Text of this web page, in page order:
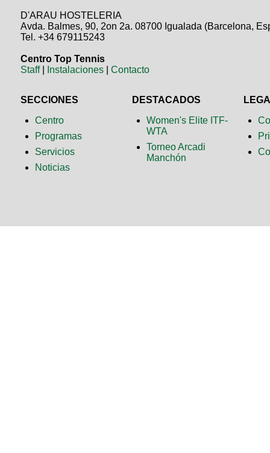
D'ARAU HOSTELERIA
Avda. Balmes, 90, 2on 2a. 08700 Igualada (Barcelona,
Tel. +34 679115243
Centro Top Tennis
Staff| Instalaciones |Contacto
SECCIONES
Centro
Programas
Servicios
Noticias
DESTACADOS
Women's Elite ITF-
WTA
Torneo Arcadi
Manchón